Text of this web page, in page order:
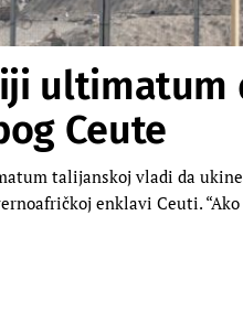
ultimatum
Ceute
talijanskoj vladi da
enklavi Ceuti.